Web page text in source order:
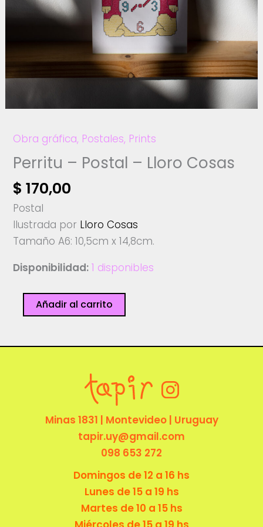
Obra gráfica, Postales, Prints
Perritu – Postal – Lloro Cosas
$ 170,00
Postal
Ilustrada por Lloro Cosas
Tamaño A6: 10,5cm x 14,8cm.
Disponibilidad: 1 disponibles
Perritu
-
Añadir al carrito
Minas 1831 | Montevideo | Uruguay
tapir.uy@gmail.com
098 653 272
Domingos de 12 a 16 hs
Lunes de 15 a 19 hs
Martes de 10 a 15 hs